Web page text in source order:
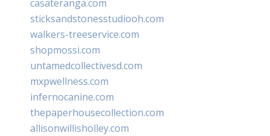
casateranga.com
sticksandstonesstudiooh.com
walkers-treeservice.com
shopmossi.com
untamedcollectivesd.com
mxpwellness.com
infernocanine.com
thepaperhousecollection.com
allisonwillisholley.com